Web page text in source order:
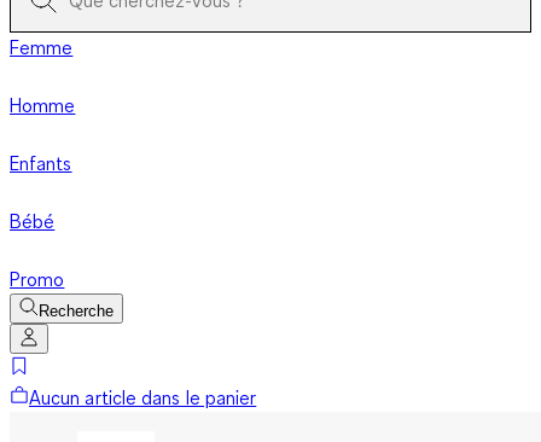
Femme
Homme
Enfants
Bébé
Promo
Recherche
Aucun article dans le panier